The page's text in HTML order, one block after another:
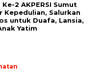
Ke-2 AKPERSI Sumut
Kepedulian, Salurkan
untuk Duafa, Lansia,
Yatim